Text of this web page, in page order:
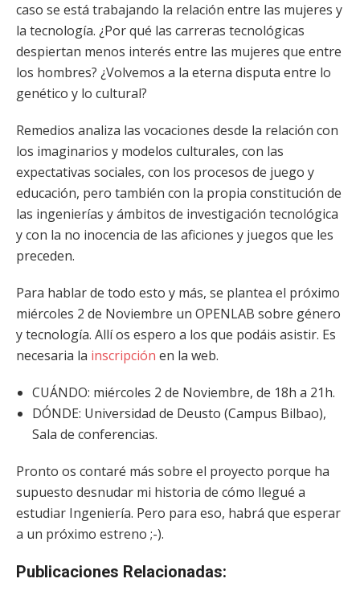
caso se está trabajando la relación entre las mujeres y
la tecnología. ¿Por qué las carreras tecnológicas
despiertan menos interés entre las mujeres que entre
los hombres? ¿Volvemos a la eterna disputa entre lo
genético y lo cultural?
Remedios analiza las vocaciones desde la relación con
los imaginarios y modelos culturales, con las
expectativas sociales, con los procesos de juego y
educación, pero también con la propia constitución de
las ingenierías y ámbitos de investigación tecnológica
y con la no inocencia de las aficiones y juegos que les
preceden.
Para hablar de todo esto y más, se plantea el próximo
miércoles 2 de Noviembre un OPENLAB sobre género
y tecnología. Allí os espero a los que podáis asistir. Es
necesaria la inscripción en la web.
CUÁNDO: miércoles 2 de Noviembre, de 18h a 21h.
DÓNDE: Universidad de Deusto (Campus Bilbao),
Sala de conferencias.
Pronto os contaré más sobre el proyecto porque ha
supuesto desnudar mi historia de cómo llegué a
estudiar Ingeniería. Pero para eso, habrá que esperar
a un próximo estreno ;-).
Publicaciones Relacionadas: